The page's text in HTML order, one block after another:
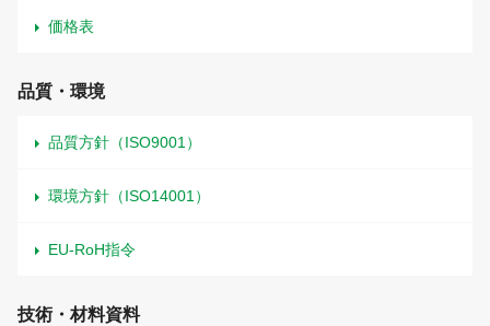
価格表
品質・環境
品質方針（ISO9001）
環境方針（ISO14001）
EU-RoH指令
技術・材料資料